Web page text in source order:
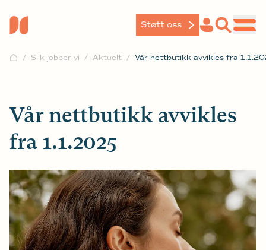
Støtt oss
Slik jobber vi Aktuelt Vår nettbutikk avvikles fra
Vår nettbutikk avvikles
fra 1.1.2025